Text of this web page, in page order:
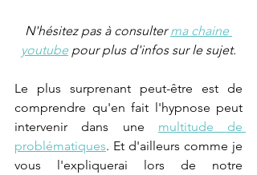
N'hésitez pas à consulter ma chaine
youtube pour plus d'infos sur le sujet.
Le plus surprenant peut-être est de
comprendre qu'en fait l'hypnose peut
intervenir dans une multitude de
problématiques. Et d'ailleurs comme je
vous l'expliquerai lors de notre